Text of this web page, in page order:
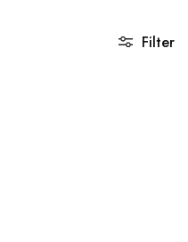
Filter
Max 180Kg pour les sportifs